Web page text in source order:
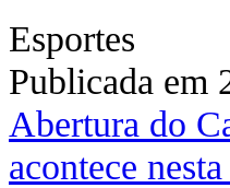
Esportes
Publicada em
Abertura do
acontece